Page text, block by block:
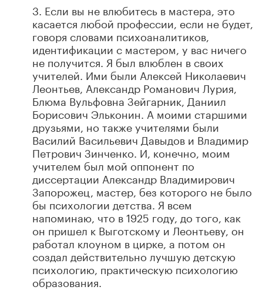
3. Если вы не влюбитесь в мастера, это
касается любой профессии, если не будет,
говоря словами психоаналитиков,
идентификации с мастером, у вас ничего
не получится. Я был влюблен в своих
учителей. Ими были Алексей Николаевич
Леонтьев, Александр Романович Лурия,
Блюма Вульфовна Зейгарник, Даниил
Борисович Эльконин. А моими старшими
друзьями, но также учителями были
Василий Васильевич Давыдов и Владимир
Петрович Зинченко. И, конечно, моим
учителем был мой оппонент по
диссертации Александр Владимирович
Запорожец, мастер, без которого не было
бы психологии детства. Я всем
напоминаю, что в 1925 году, до того, как
он пришел к Выготскому и Леонтьеву, он
работал клоуном в цирке, а потом он
создал действительно лучшую детскую
психологию, практическую психологию
образования.